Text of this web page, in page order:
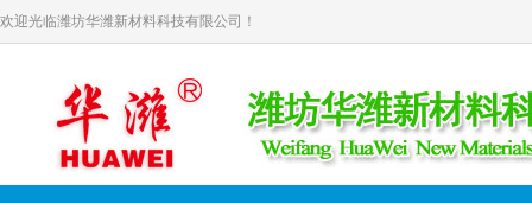
欢迎光临潍坊华潍新材料科技有限公司！